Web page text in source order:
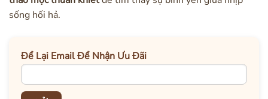
sống hối hả.
Để Lại Email Để Nhận Ưu Đãi